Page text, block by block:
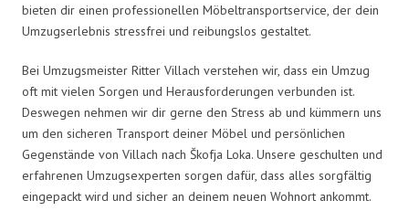
bieten dir einen professionellen Möbeltransportservice, der dein
Umzugserlebnis stressfrei und reibungslos gestaltet.
Bei Umzugsmeister Ritter Villach verstehen wir, dass ein Umzug
oft mit vielen Sorgen und Herausforderungen verbunden ist.
Deswegen nehmen wir dir gerne den Stress ab und kümmern uns
um den sicheren Transport deiner Möbel und persönlichen
Gegenstände von Villach nach Škofja Loka. Unsere geschulten und
erfahrenen Umzugsexperten sorgen dafür, dass alles sorgfältig
eingepackt wird und sicher an deinem neuen Wohnort ankommt.